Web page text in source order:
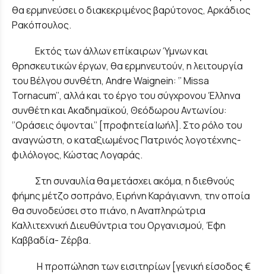
θα ερμηνεύσει ο διακεκριμένος βαρύτονος, Αρκάδιος
Ρακόπουλος.
Εκτός των άλλων επίκαιρων Ύμνων και
θρησκευτικών έργων, θα ερμηνευτούν, η λειτουργία
του Βέλγου συνθέτη, Andre Waignein: ‘’ Missa
Tornacum’’, αλλά και το έργο του σύγχρονου Έλληνα
συνθέτη και Ακαδημαϊκού, Θεόδωρου Αντωνίου:
‘’Οράσεις όψονται’’ [προφητεία Ιωήλ]. Στο ρόλο του
αναγνώστη, ο καταξιωμένος Πατρινός λογοτέχνης-
φιλόλογος, Κώστας Λογαράς.
Στη συναυλία θα μετάσχει ακόμα, η διεθνούς
φήμης μέτζο σοπράνο, Ειρήνη Καράγιαννη, την οποία
θα συνοδεύσει στο πιάνο, η Αναπληρώτρια
Καλλιτεχνική Διευθύντρια του Οργανισμού, Έφη
Καββαδία- Ζέρβα.
Η προπώληση των εισιτηρίων [γενική είσοδος €